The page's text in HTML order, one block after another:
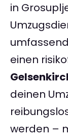
in
einen
deinen
werden –